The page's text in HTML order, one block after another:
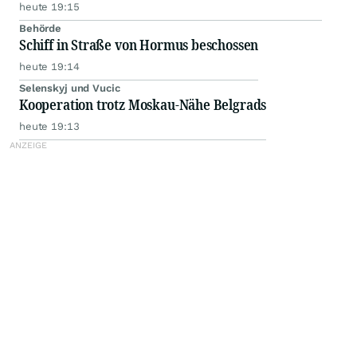
heute 19:15
Behörde
Schiff in Straße von Hormus beschossen
heute 19:14
Selenskyj und Vucic
Kooperation trotz Moskau-Nähe Belgrads
heute 19:13